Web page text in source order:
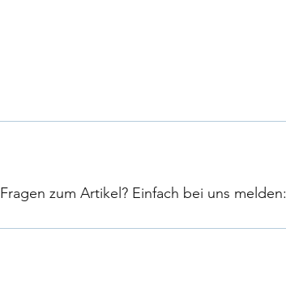
Fragen zum Artikel? Einfach bei uns melden:​​